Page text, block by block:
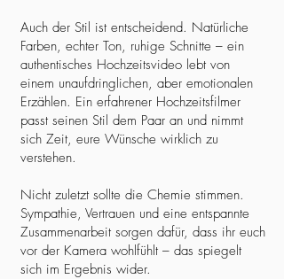
Auch der Stil ist entscheidend. Natürliche
Farben, echter Ton, ruhige Schnitte – ein
authentisches Hochzeitsvideo lebt von
einem unaufdringlichen, aber emotionalen
Erzählen. Ein erfahrener Hochzeitsfilmer
passt seinen Stil dem Paar an und nimmt
sich Zeit, eure Wünsche wirklich zu
verstehen.
Nicht zuletzt sollte die Chemie stimmen.
Sympathie, Vertrauen und eine entspannte
Zusammenarbeit sorgen dafür, dass ihr euch
vor der Kamera wohlfühlt – das spiegelt
sich im Ergebnis wider.